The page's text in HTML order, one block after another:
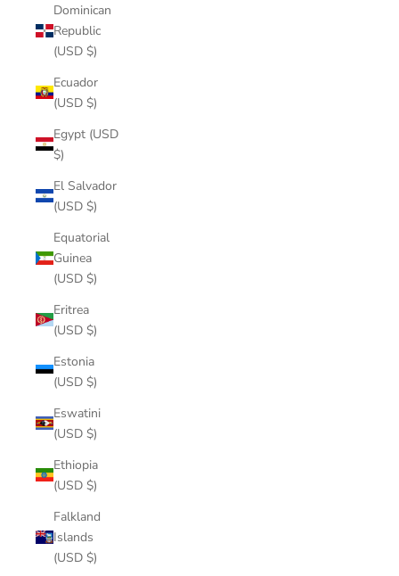
Dominican
Republic
(USD $)
Ecuador
(USD $)
Egypt (USD
$)
El Salvador
(USD $)
Equatorial
Guinea
(USD $)
Eritrea
(USD $)
Estonia
(USD $)
Eswatini
(USD $)
Ethiopia
(USD $)
Falkland
Islands
(USD $)